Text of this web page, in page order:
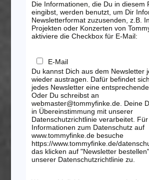
Die Informationen, die Du in diesem
eingibst, werden benutzt, um Dir
Newsletterformat zuzusenden, z.B.
Projekten oder Konzerten von
aktiviere die Checkbox für E-Mail:
E-Mail
Du kannst Dich aus dem Newsletter
wieder austragen. Dafür befindet
jedes Newsletter eine
Oder Du schreibst an
webmaster@tommyfinke.de. Deine
in Übereinstimmung mit unserer
Datenschutzrichtlinie verarbeitet.
Informationen zum Datenschutz auf
www.tommyfinke.de besuche
https://www.tommyfinke.de/
das klicken auf "Newsletter
unserer Datenschutzrichtlinie zu.